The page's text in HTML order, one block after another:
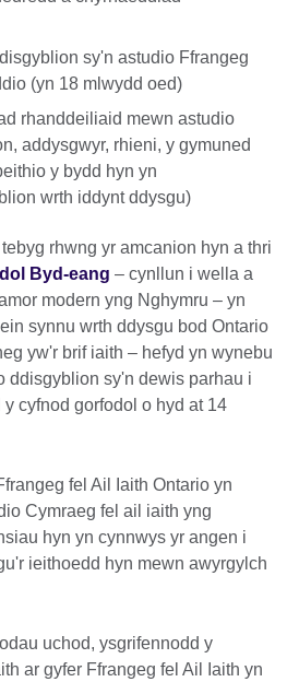
sy'n astudio Ffrangeg
(yn 18 mlwydd oed)
rhanddeiliaid mewn astudio
addysgwyr, rhieni, y gymuned
y bydd hyn yn
wrth iddynt ddysgu)
rhwng yr amcanion hyn a thri
Byd-eang – cynllun i wella a
modern yng Nghymru – yn
synnu wrth ddysgu bod Ontario
yw'r brif iaith – hefyd yn wynebu
ddisgyblion sy'n dewis parhau i
cyfnod gorfodol o hyd at 14
fel Ail Iaith Ontario yn
Cymraeg fel ail iaith yng
hyn yn cynnwys yr angen i
ieithoedd hyn mewn awyrgylch
uchod, ysgrifennodd y
ar gyfer Ffrangeg fel Ail Iaith yn